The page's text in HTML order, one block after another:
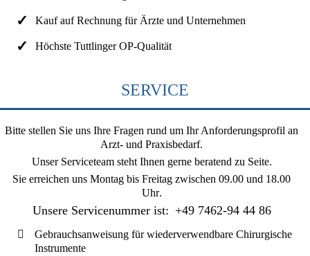
Kauf auf Rechnung für Ärzte und Unternehmen
Höchste Tuttlinger OP-Qualität
SERVICE
Bitte stellen Sie uns Ihre Fragen rund um Ihr Anforderungsprofil an
Arzt- und Praxisbedarf.
Unser Serviceteam steht Ihnen gerne beratend zu Seite.
Sie erreichen uns Montag bis Freitag zwischen 09.00 und 18.00
Uhr.
Unsere Servicenummer ist: +49 7462-94 44 86
Gebrauchsanweisung für wiederverwendbare Chirurgische
Instrumente